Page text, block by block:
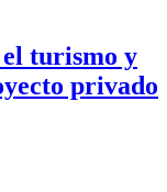
turismo y
privado